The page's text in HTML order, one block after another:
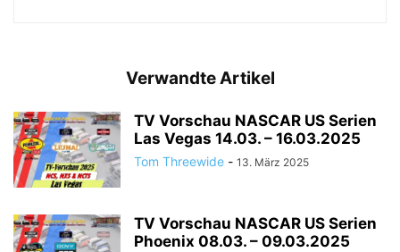
Verwandte Artikel
TV Vorschau NASCAR US Serien
Las Vegas 14.03. – 16.03.2025
Tom Threewide - 13. März 2025
TV Vorschau NASCAR US Serien
Phoenix 08.03. – 09.03.2025